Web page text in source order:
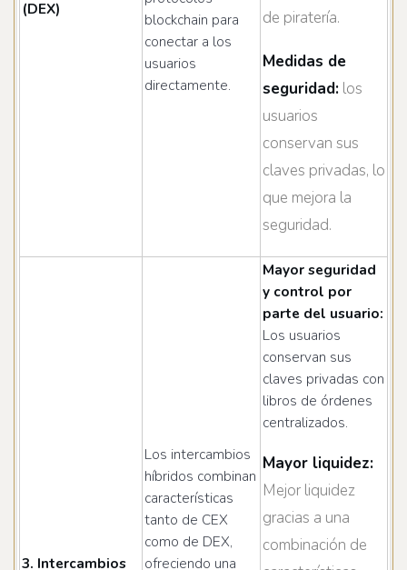
(DEX)
blockchain para
conectar a los
usuarios
directamente.
de piratería.
Medidas de
seguridad: los
usuarios
conservan sus
claves privadas, lo
que mejora la
seguridad.
3. Intercambios
Los intercambios
híbridos combinan
características
tanto de CEX
como de DEX,
ofreciendo una
Mayor seguridad
y control por
parte del usuario:
Los usuarios
conservan sus
claves privadas con
libros de órdenes
centralizados.
Mayor liquidez:
Mejor liquidez
gracias a una
combinación de